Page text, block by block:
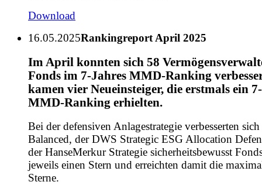
Download
16.05.2025Rankingreport April 2025
Im April konnten sich 58
Fonds im 7-Jahres MMD-Ranking
kamen vier Neueinsteiger, die erstmals ein
MMD-Ranking erhielten.
Bei der defensiven Anlagestrategie verbesserten
Balanced, der DWS Strategic ESG Allocation
der HanseMerkur Strategie sicherheitsbewusst
jeweils einen Stern und erreichten damit die
Sterne.